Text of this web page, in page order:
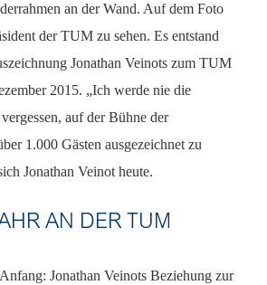
an der Wand. Auf dem Foto
der TUM zu sehen. Es entstand
Jonathan Veinots zum TUM
2015. „Ich werde nie die
auf der Bühne der
1.000 Gästen ausgezeichnet zu
Jonathan Veinot heute.
AN DER TUM
Jonathan Veinots Beziehung zur